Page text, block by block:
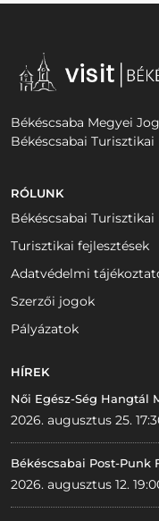
Békéscsaba Megyei
Békéscsabai
RÓLUNK
Békéscsabai
Turisztikai fejlesztések
Adatvédelmi
Szerzői jogok
Pályázatok
HÍREK
Női Egész-Ség Hangtál
2026. augusztus 25.
Békéscsabai Post-Punk
2026. augusztus 12.